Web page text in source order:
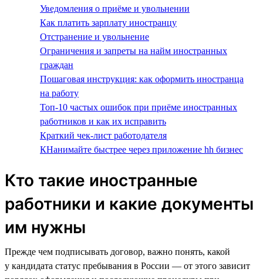
Уведомления о приёме и увольнении
Как платить зарплату иностранцу
Отстранение и увольнение
Ограничения и запреты на найм иностранных
граждан
Пошаговая инструкция: как оформить иностранца
на работу
Топ-10 частых ошибок при приёме иностранных
работников и как их исправить
Краткий чек-лист работодателя
КНанимайте быстрее через приложение hh бизнес
Кто такие иностранные
работники и какие документы
им нужны
Прежде чем подписывать договор, важно понять, какой
у кандидата статус пребывания в России — от этого зависит